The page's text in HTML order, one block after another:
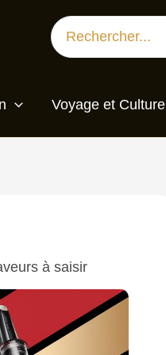
Search
for:
Voyage et Culture
à saisir